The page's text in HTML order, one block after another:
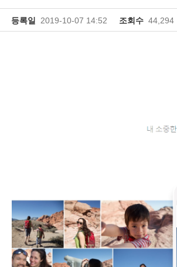
등록일 2019-10-07 14:52 조회수 44,294